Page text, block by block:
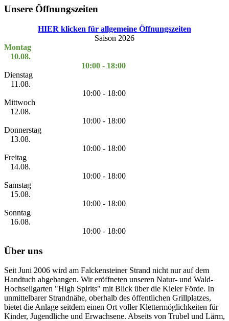
Unsere Öffnungszeiten
HIER klicken für allgemeine Öffnungszeiten
Saison 2026
Montag
10.08.
10:00 - 18:00
Dienstag
11.08.
10:00 - 18:00
Mittwoch
12.08.
10:00 - 18:00
Donnerstag
13.08.
10:00 - 18:00
Freitag
14.08.
10:00 - 18:00
Samstag
15.08.
10:00 - 18:00
Sonntag
16.08.
10:00 - 18:00
Über uns
Seit Juni 2006 wird am Falckensteiner Strand nicht nur auf dem
Handtuch abgehangen. Wir eröffneten unseren Natur- und Wald-
Hochseilgarten "High Spirits" mit Blick über die Kieler Förde. In
unmittelbarer Strandnähe, oberhalb des öffentlichen Grillplatzes,
bietet die Anlage seitdem einen Ort voller Klettermöglichkeiten für
Kinder, Jugendliche und Erwachsene. Abseits von Trubel und Lärm,